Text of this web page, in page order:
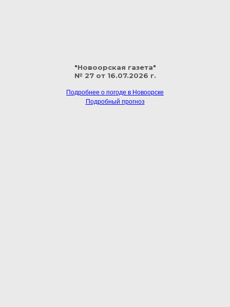
"Новоорская газета"
№ 27 от 16.07.2026 г.
Подробнее о погоде в Новоорске
Подробный прогноз